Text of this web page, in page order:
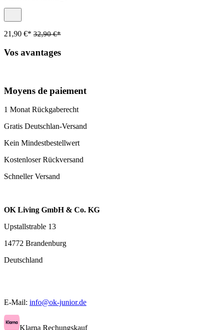
21,90 €* 32,90 €*
Vos avantages
Moyens de paiement
1 Monat Rückgaberecht
Gratis Deutschlan-Versand
Kein Mindestbestellwert
Kostenloser Rückversand
Schneller Versand
OK Living GmbH & Co. KG
Upstallstrable 13
14772 Brandenburg
Deutschland
E-Mail: info@ok-junior.de
Klarna Rechungskauf